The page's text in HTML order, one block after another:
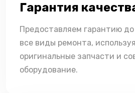
Гарантия
Предоставляем гарантию
все виды ремонта,
оригинальные запчасти и
оборудование.